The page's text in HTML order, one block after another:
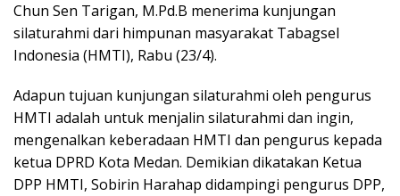
Chun Sen Tarigan, M.Pd.B menerima kunjungan
silaturahmi dari himpunan masyarakat Tabagsel
Indonesia (HMTI), Rabu (23/4).
Adapun tujuan kunjungan silaturahmi oleh pengurus
HMTI adalah untuk menjalin silaturahmi dan ingin,
mengenalkan keberadaan HMTI dan pengurus kepada
ketua DPRD Kota Medan. Demikian dikatakan Ketua
DPP HMTI, Sobirin Harahap didampingi pengurus DPP,